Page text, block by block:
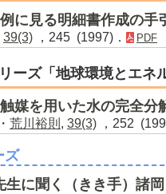
に見る明細書作成の手
39(3) ，245 (1997)． PDF
ーズ「地球環境とエネ
媒を用いた水の完全分
・ 荒川裕則 , 39(3) ，252
ズ
生に聞く（きき手）諸